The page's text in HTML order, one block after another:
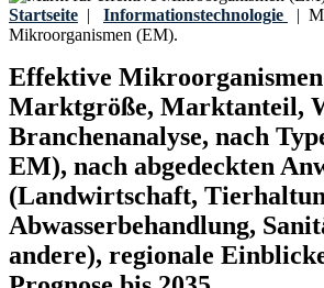
Startseite | Informationstechnologie |
Mikroorganismen (EM).
Effektive
Marktgröße, Marktanteil,
Branchenanalyse, nach
EM), nach abgedeckten
(Landwirtschaft,
Abwasserbehandlung,
andere), regionale